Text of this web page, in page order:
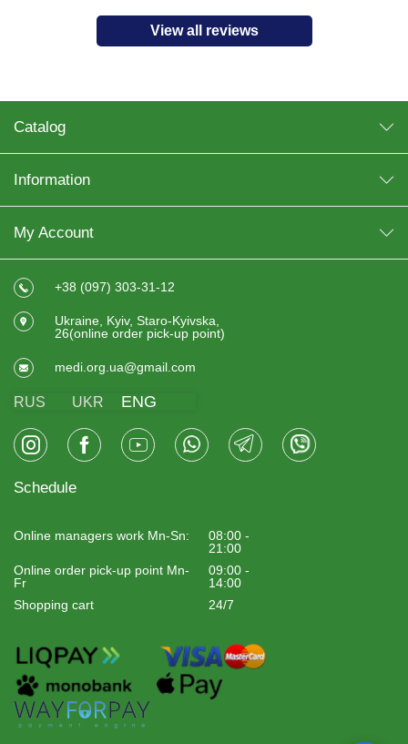
View all reviews
Catalog
Information
My Account
+38 (097) 303-31-12
Ukraine, Kyiv, Staro-Kyivska,
26(online order pick-up point)
medi.org.ua@gmail.com
RUS UKR ENG
Schedule
Online managers work Mn-Sn:
08:00 -
21:00
Online order pick-up point Mn-
Fr
09:00 -
14:00
Shopping cart
24/7